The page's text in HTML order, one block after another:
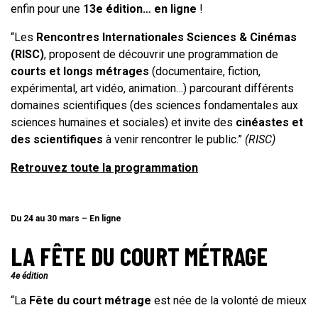
enfin pour une 13e édition… en ligne !
“Les Rencontres Internationales Sciences & Cinémas
(RISC), proposent de découvrir une programmation de
courts et longs métrages (documentaire, fiction,
expérimental, art vidéo, animation…) parcourant différents
domaines scientifiques (des sciences fondamentales aux
sciences humaines et sociales) et invite des cinéastes et
des scientifiques à venir rencontrer le public.” (RISC)
Retrouvez toute la programmation
Du 24 au 30 mars – En ligne
LA FÊTE DU COURT MÉTRAGE
4e édition
“La Fête du court métrage est née de la volonté de mieux